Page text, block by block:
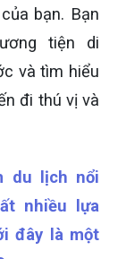
bạn. Bạn
tiện di
và tìm hiểu
đi thú vị và
du lịch nổi
nhiều lựa
đây là một